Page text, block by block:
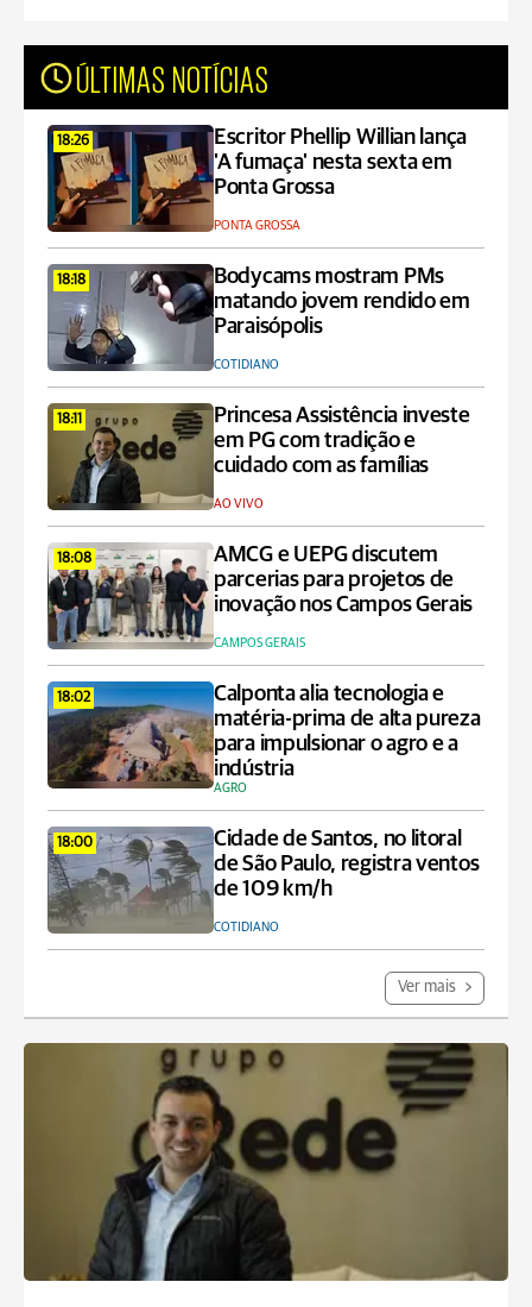
ÚLTIMAS NOTÍCIAS
18:26
Escritor Phellip Willian lança
'A fumaça' nesta sexta em
Ponta Grossa
PONTA GROSSA
18:18
Bodycams mostram PMs
matando jovem rendido em
Paraisópolis
COTIDIANO
18:11
Princesa Assistência investe
em PG com tradição e
cuidado com as famílias
AO VIVO
18:08
AMCG e UEPG discutem
parcerias para projetos de
inovação nos Campos Gerais
CAMPOS GERAIS
18:02
Calponta alia tecnologia e
matéria-prima de alta pureza
para impulsionar o agro e a
indústria
AGRO
18:00
Cidade de Santos, no litoral
de São Paulo, registra ventos
de 109 km/h
COTIDIANO
Ver mais